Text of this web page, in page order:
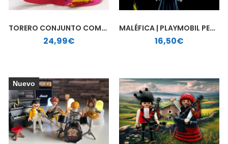
TORERO CONJUNTO COMPLETO | PLAYMOBIL PERSONALIZADO
24,99€
MALÉFICA | PLAYMOBIL PERSONALIZADO
16,50€
Nuevo